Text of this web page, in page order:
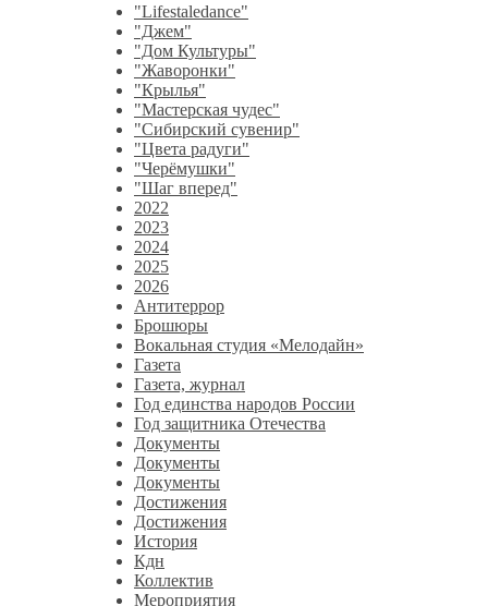
"Lifestaledance"
"Джем"
"Дом Культуры"
"Жаворонки"
"Крылья"
"Мастерская чудес"
"Сибирский сувенир"
"Цвета радуги"
"Черёмушки"
"Шаг вперед"
2022
2023
2024
2025
2026
Антитеррор
Брошюры
Вокальная студия «Мелодайн»
Газета
Газета, журнал
Год единства народов России
Год защитника Отечества
Документы
Документы
Документы
Достижения
Достижения
История
Кдн
Коллектив
Мероприятия